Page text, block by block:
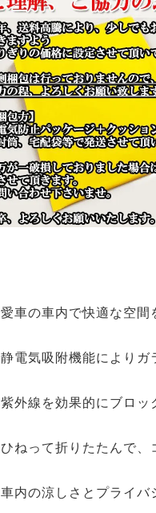
愛車の車内で快適な空間
静電気吸附機能によりガ
紫外線を効果的にブロッ
ひねって折りたたんで、
車内の涼しさとプライバ